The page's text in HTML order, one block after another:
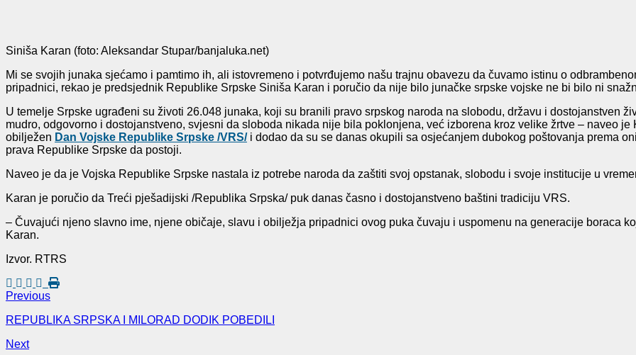
Siniša Karan (foto: Aleksandar Stupar/banjaluka.net)
Mi se svojih junaka sjećamo i pamtimo ih, ali istovremeno i potvrđujemo našu trajnu obavezu da čuvamo istinu o
pripadnici, rekao je predsjednik Republike Srpske Siniša Karan i poručio da nije bilo junačke srpske vojske ne bi bilo ni
U temelje Srpske ugrađeni su životi 26.048 junaka, koji su branili pravo srpskog naroda na slobodu, državu i dostojanstven
mudro, odgovorno i dostojanstveno, svjesni da sloboda nikada nije bila poklonjena, već izborena kroz velike žrtve – naveo
obilježen Dan Vojske Republike Srpske /VRS/i dodao da su se danas okupili sa osjećanjem dubokog poštovanja prema
prava Republike Srpske da postoji.
Naveo je da je Vojska Republike Srpske nastala iz potrebe naroda da zaštiti svoj opstanak, slobodu i svoje institucije u
Karan je poručio da Treći pješadijski /Republika Srpska/ puk danas časno i dostojanstveno baštini tradiciju VRS.
– Čuvajući njeno slavno ime, njene običaje, slavu i obilježja pripadnici ovog puka čuvaju i uspomenu na generacije boraca
Karan.
Izvor. RTRS
Previous
REPUBLIKA SRPSKA I MILORAD DODIK POBEDILI
Next